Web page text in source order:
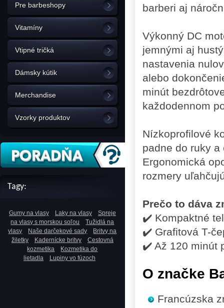
Pre barbeshopy
Vitamíny
Vtipné tričká
Dámsky kútik
Merchandise
Vzorky produktov
Tagy:
Gumy na vlasy Laky na vlasy
Spreje
na vlasy s morskou soľou
Tužidlá na
vlasy
Naše darčekové sady
Britvy na
žiletky
Kadernícke britvy
Cestovná
kozmetika
Kozmetika do
lietadla
Lupiny vo fúzoch
barberi aj
Výkonný DC
jemnými aj
nastavenia
alebo
minút
každodennom
Nízkoprofilové
padne do ruky
Ergonomická
rozmery
Prečo to dáva
✔️ Kompaktné
✔️ Grafitová T-
✔️ Až 120 minút
O značke
Francúzska